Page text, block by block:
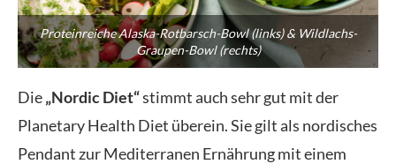
Proteinreiche Alaska-Rotbarsch-Bowl (links) & Wildlachs-
Graupen-Bowl (rechts)
Die„Nordic Diet“stimmt auch sehr gut mit der
Planetary Health Diet überein. Sie gilt als nordisches
Pendant zur Mediterranen Ernährung mit einem